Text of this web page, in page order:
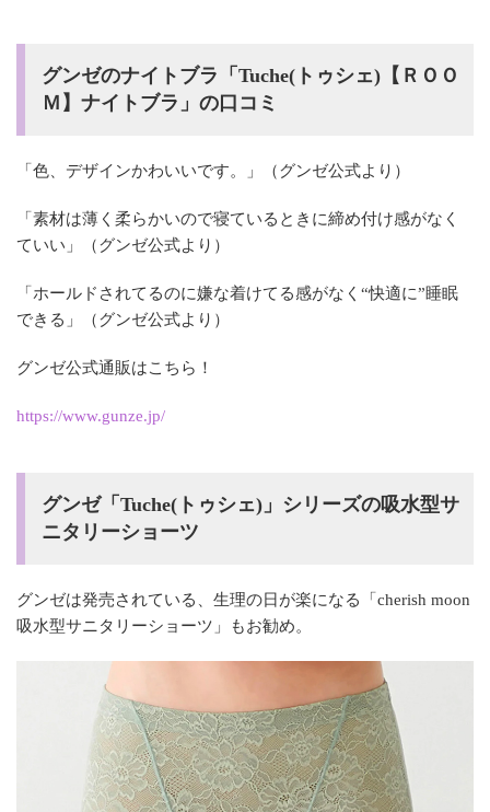
グンゼのナイトブラ「Tuche(トゥシェ)【ＲＯＯ
Ｍ】ナイトブラ」の口コミ
「色、デザインかわいいです。」（グンゼ公式より）
「素材は薄く柔らかいので寝ているときに締め付け感がなく
ていい」（グンゼ公式より）
「ホールドされてるのに嫌な着けてる感がなく“快適に”睡眠
できる」（グンゼ公式より）
グンゼ公式通販はこちら！
https://www.gunze.jp/
グンゼ「Tuche(トゥシェ)」シリーズの吸水型サ
ニタリーショーツ
グンゼは発売されている、生理の日が楽になる「cherish moon
吸水型サニタリーショーツ」もお勧め。